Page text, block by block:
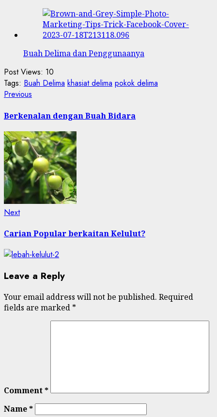
Buah Delima dan Penggunaanya
Post Views: 10
Tags: Buah Delima khasiat delima pokok delima
Post
navigation
Previous
Berkenalan dengan Buah Bidara
NextNext
Carian Popular berkaitan Kelulut?
Leave a Reply
Your email address will not be published. Required
fields are marked *
Comment*
Name*